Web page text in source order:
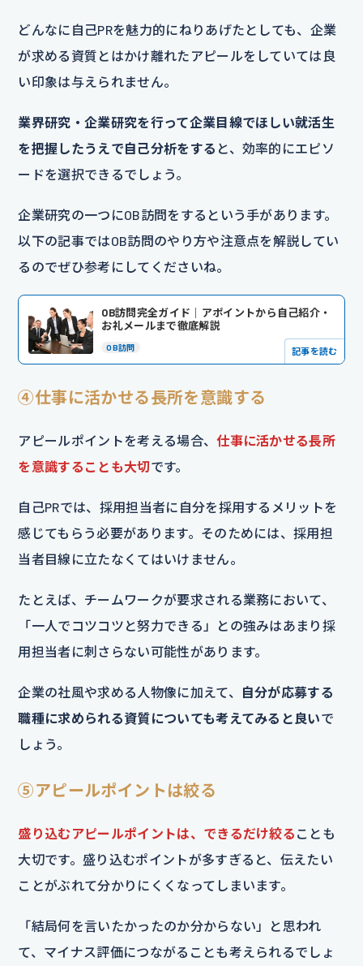
どんなに自己PRを魅力的にねりあげたとしても、企業
が求める資質とはかけ離れたアピールをしていては良
い印象は与えられません。
業界研究・企業研究を行って企業目線でほしい就活生
を把握したうえで自己分析をする と、効率的にエピソ
ードを選択できるでしょう。
企業研究の一つにOB訪問をするという手があります。
以下の記事ではOB訪問のやり方や注意点を解説してい
るのでぜひ参考にしてくださいね。
OB訪問完全ガイド｜アポイントから自己紹介・
お礼メールまで徹底解説
OB訪問 記事を読む
④仕事に活かせる長所を意識する
アピールポイントを考える場合、仕事に活かせる長所
を意識することも大切です。
自己PRでは、採用担当者に自分を採用するメリットを
感じてもらう必要があります。そのためには、採用担
当者目線に立たなくてはいけません。
たとえば、チームワークが要求される業務において、
「一人でコツコツと努力できる」との強みはあまり採
用担当者に刺さらない可能性があります。
企業の社風や求める人物像に加えて、
自分が応募する
職種に求められる資質についても考えてみると良いで
しょう。
⑤アピールポイントは絞る
盛り込むアピールポイントは、できるだけ絞る ことも
大切です。盛り込むポイントが多すぎると、伝えたい
ことがぶれて分かりにくくなってしまいます。
「結局何を言いたかったのか分からない」と思われ
て、マイナス評価につながることも考えられるでしょ